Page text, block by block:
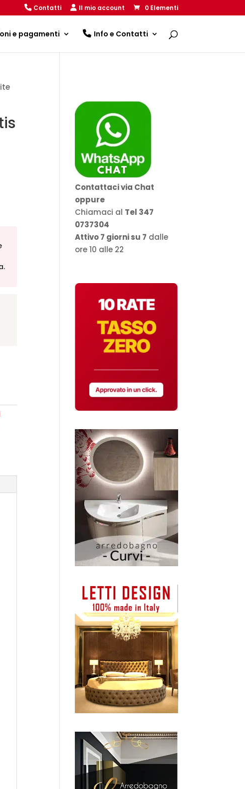
Contatti Il mio account 0 Elementi
e pagamenti Info e Contatti
Contattaci via Chat
oppure
Chiamaci al Tel 347
0737304
Attivo 7 giorni su 7 dalle
ore 10 alle 22